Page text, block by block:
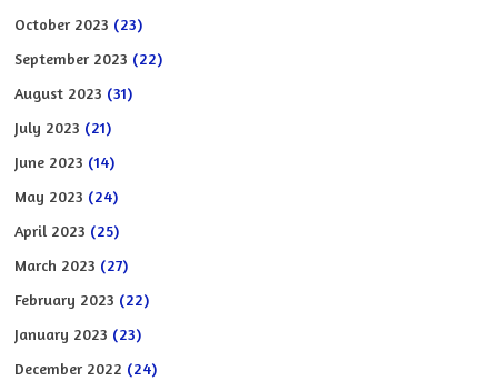
October 2023 (23)
September 2023 (22)
August 2023 (31)
July 2023 (21)
June 2023 (14)
May 2023 (24)
April 2023 (25)
March 2023 (27)
February 2023 (22)
January 2023 (23)
December 2022 (24)